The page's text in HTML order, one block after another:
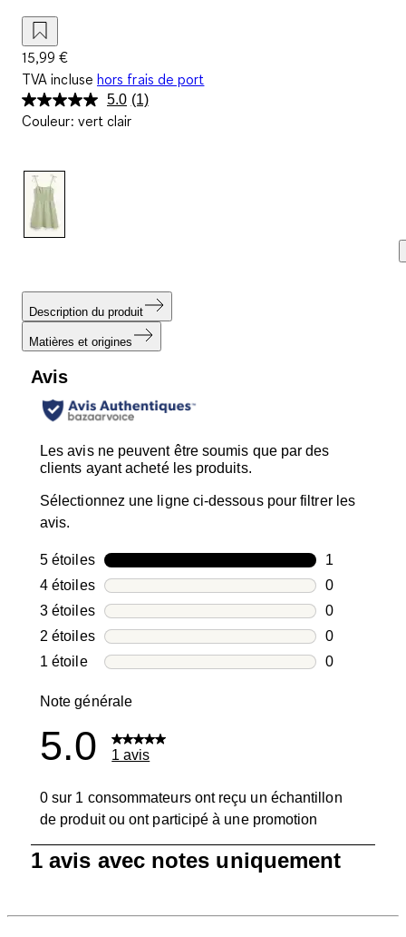
15,99 €
TVA incluse hors frais de port
5.0 Lire
1
(1)
Couleur: vert clair
Description du produit
Matières et origines
Avis
Les avis ne peuvent être soumis que par des
clients ayant acheté les produits.
Sélectionnez une ligne ci-dessous pour filtrer les
avis.
5 étoilesétoiles
1
1 avis avec
4 étoilesétoiles
0
0 avis avec
3 étoilesétoiles
0
0 avis avec
2 étoilesétoiles
0
0 avis avec
1 étoileétoiles
0
Note générale
5.0 1 avis
0 sur 1 consommateurs ont reçu un échantillon
de produit ou ont participé à une promotion
sur
1 avis avec notes uniquement